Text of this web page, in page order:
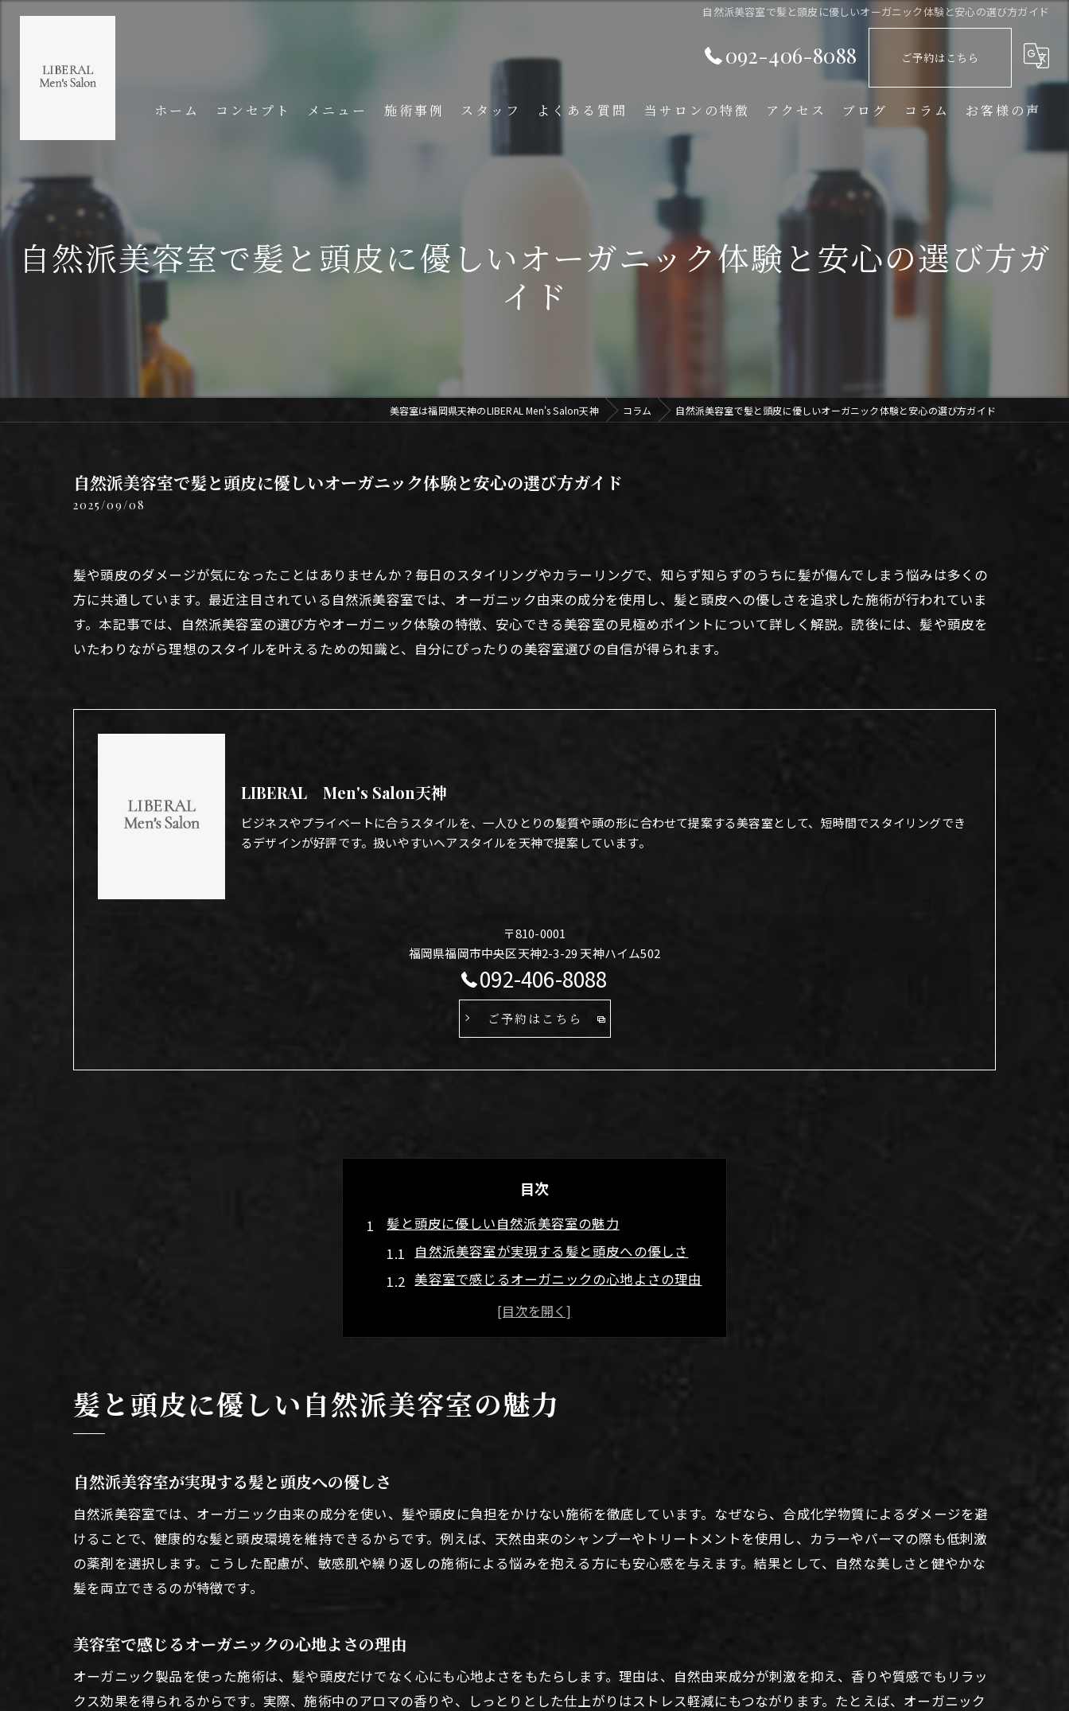
自然派美容室で髪と頭皮に優しいオーガニック体験と安心の選び方ガイド
092-406-8088 ご予約はこちら
ホーム コンセプト メニュー 施術事例 スタッフ よくある質問 当サロンの特徴
メンズ
くせ毛
フェード
イメチェン
アクセス ブログ コラム お客様の声
自然派美容室で髪と頭皮に優しいオーガニック体験と安心の選び方ガ
イド
美容室は福岡県天神のLIBERAL Men's Salon天神 コラム 自然派美容室で髪と頭皮に優しいオーガニック体験と安心の選び方ガイド
自然派美容室で髪と頭皮に優しいオーガニック体験と安心の選び方ガイド
2025/09/08
髪や頭皮のダメージが気になったことはありませんか？毎日のスタイリングやカラーリングで、知らず知らずのうちに髪が傷んでしまう悩みは多くの
方に共通しています。最近注目されている自然派美容室では、オーガニック由来の成分を使用し、髪と頭皮への優しさを追求した施術が行われていま
す。本記事では、自然派美容室の選び方やオーガニック体験の特徴、安心できる美容室の見極めポイントについて詳しく解説。読後には、髪や頭皮を
いたわりながら理想のスタイルを叶えるための知識と、自分にぴったりの美容室選びの自信が得られます。
LIBERAL Men's Salon天神
ビジネスやプライベートに合うスタイルを、一人ひとりの髪質や頭の形に合わせて提案する美容室として、短時間でスタイリングでき
るデザインが好評です。扱いやすいヘアスタイルを天神で提案しています。
〒810-0001
福岡県福岡市中央区天神2-3-29 天神ハイム502
092-406-8088
ご予約はこちら
目次
髪と頭皮に優しい自然派美容室の魅力
自然派美容室が実現する髪と頭皮への優しさ
美容室で感じるオーガニックの心地よさの理由
自然派美容室が注目される背景とその価値
東京でも増える自然派美容室の特徴とは
髪や頭皮を守る美容室選びの新常識を解説
オーガニック施術で叶える美しい髪体験
オーガニック施術が髪と頭皮に優しい理由
美容室で叶うオーガニック体験の流れと特徴
自然派美容室が敏感肌に選ばれる理由とは
美容室で刺激を抑える施術の工夫と配慮
髪と頭皮に優しい自然派美容室の魅力
自然派美容室が実現する髪と頭皮への優しさ
自然派美容室では、オーガニック由来の成分を使い、髪や頭皮に負担をかけない施術を徹底しています。なぜなら、合成化学物質によるダメージを避
けることで、健康的な髪と頭皮環境を維持できるからです。例えば、天然由来のシャンプーやトリートメントを使用し、カラーやパーマの際も低刺激
の薬剤を選択します。こうした配慮が、敏感肌や繰り返しの施術による悩みを抱える方にも安心感を与えます。結果として、自然な美しさと健やかな
髪を両立できるのが特徴です。
美容室で感じるオーガニックの心地よさの理由
オーガニック製品を使った施術は、髪や頭皮だけでなく心にも心地よさをもたらします。理由は、自然由来成分が刺激を抑え、香りや質感でもリラッ
クス効果を得られるからです。実際、施術中のアロマの香りや、しっとりとした仕上がりはストレス軽減にもつながります。たとえば、オーガニック